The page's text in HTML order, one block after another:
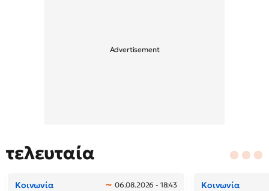
τελευταία
Κοινωνία 06.08.2026 - 18:43 Κοινωνία